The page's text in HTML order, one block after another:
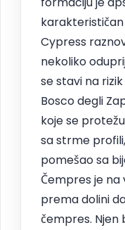
Cypress
nekoliko
se stavi na
Bosco degli
koje se
sa strme
pomešao sa
Čempres je na
prema dolini
čempres. Njen